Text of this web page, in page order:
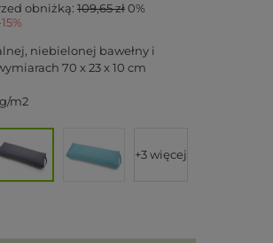
obniżką:109,65 zł0%
niebielonej bawełny i
70 x 23 x 10 cm
m2
+3 więcej